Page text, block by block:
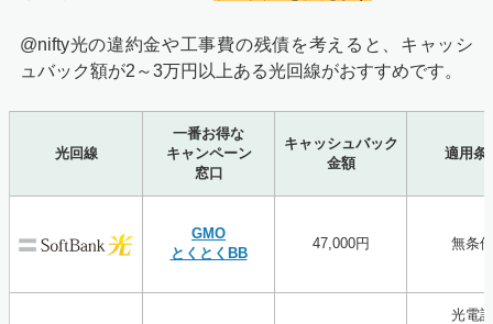
@nifty光の違約金や工事費の残債を考えると、キャッシ
ュバック額が2～3万円以上ある光回線がおすすめです。
光回線
一番お得な
キャンペーン
窓口
キャッシュバック
金額
適用条
GMO
とくとくBB
47,000円 無条件
光電話